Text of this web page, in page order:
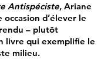
Antispéciste, Ariane
d’élever le
– plutôt
livre qui exemplifie le
milieu.